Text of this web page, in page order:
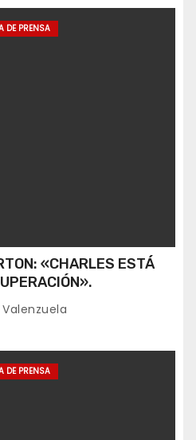
DE PRENSA
«CHARLES ESTÁ
DE PRENSA